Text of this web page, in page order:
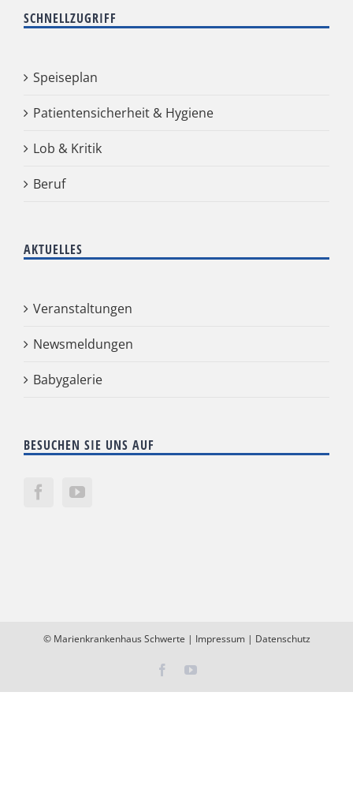
SCHNELLZUGRIFF
Speiseplan
Patientensicherheit & Hygiene
Lob & Kritik
Beruf
AKTUELLES
Veranstaltungen
Newsmeldungen
Babygalerie
BESUCHEN SIE UNS AUF
© Marienkrankenhaus Schwerte | Impressum| Datenschutz
FacebookYouTube